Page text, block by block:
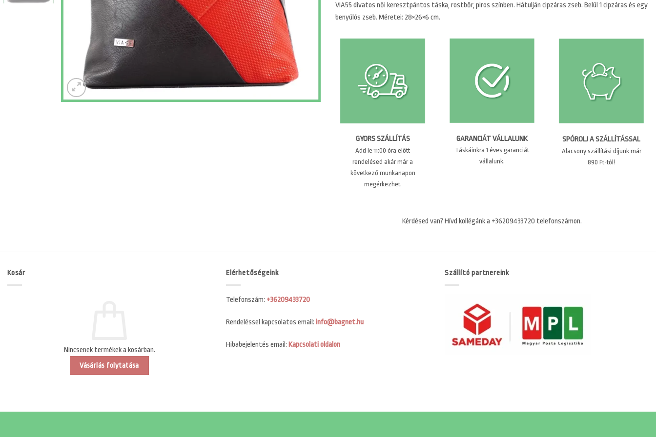
VIA55 divatos női keresztpántos táska, rostbőr, piros színben. Hátulján cipzáras zseb. Belül 1 cipzáras és egy
benyúlós zseb. Méretei: 28×26×6 cm.
GYORS SZÁLLÍTÁS
Add le 11:00 óra előtt
rendelésed akár már a
következő munkanapon
megérkezhet.
GARANCIÁT VÁLLALUNK
Táskáinkra 1 éves garanciát
vállalunk.
SPÓROLJ A SZÁLLÍTÁSSAL
Alacsony szállítási díjunk már
890 Ft-tól!
Kérdésed van? Hívd kollégánk a +36209433720 telefonszámon.
Kosár
Nincsenek termékek a kosárban.
Vásárlás folytatása
Elérhetőségeink
Telefonszám: +36209433720
Rendeléssel kapcsolatos email: info@bagnet.hu
Hibabejelentés email: Kapcsolati oldalon
Szállító partnereink